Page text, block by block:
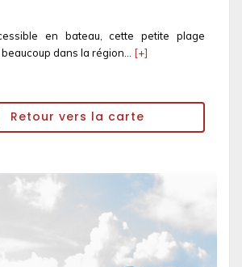
en bateau, cette petite plage
dans la région... [+]
Retour vers la carte